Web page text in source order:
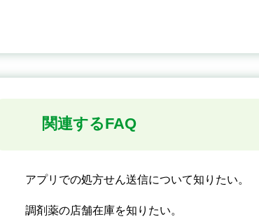
関連するFAQ
アプリでの処方せん送信について知りたい。
調剤薬の店舗在庫を知りたい。